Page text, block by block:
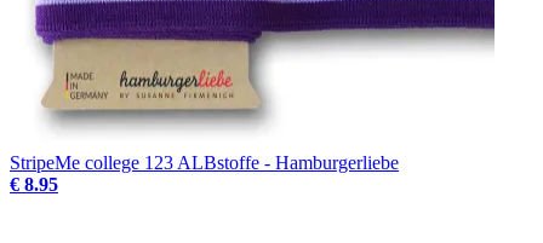
StripeMe college 123 ALBstoffe - Hamburgerliebe
€ 8.95